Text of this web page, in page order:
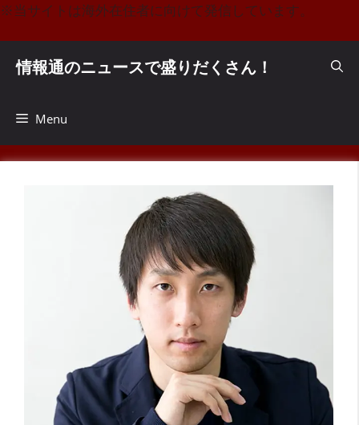
コ
キ
※当サイトは海外在住者に向けて発信しています。
情報通のニュースで盛りだくさん！
Menu